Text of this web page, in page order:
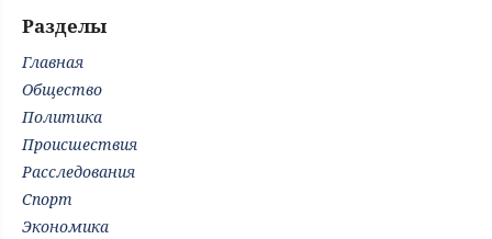
Разделы
Главная
Общество
Политика
Происшествия
Расследования
Спорт
Экономика